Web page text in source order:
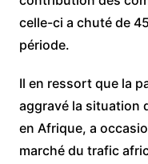
celle-ci a chuté de
période.
Il en ressort que la
aggravé la situation
en Afrique, a
marché du trafic